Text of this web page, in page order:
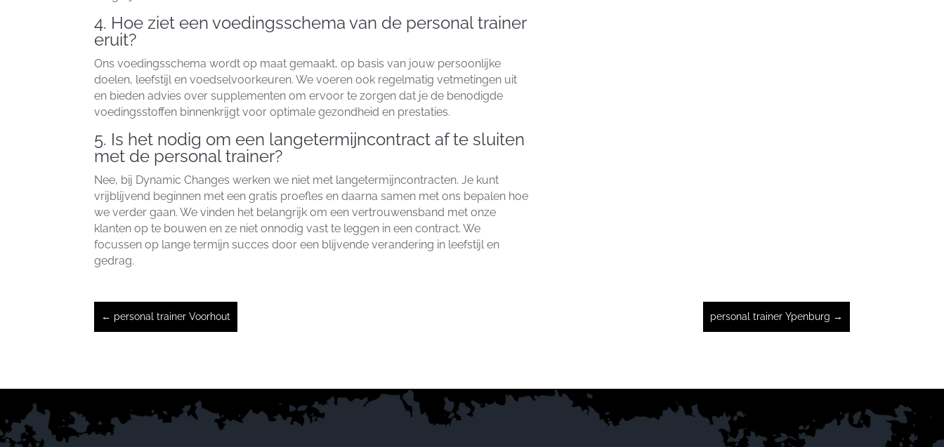
4.​ Hoe ziet een voedingsschema van de personal trainer
eruit?
Ons voedingsschema wordt op maat gemaakt, op basis van jouw persoonlijke
doelen, leefstijl en voedselvoorkeuren.​ We voeren ook regelmatig vetmetingen uit
en bieden advies over supplementen om ervoor te zorgen dat je de benodigde
voedingsstoffen binnenkrijgt voor optimale gezondheid en prestaties.​
5.​ Is het nodig om een langetermijncontract af te sluiten
met de personal trainer?
Nee, bij Dynamic Changes werken we niet met langetermijncontracten.​ Je kunt
vrijblijvend beginnen met een gratis proefles en daarna samen met ons bepalen hoe
we verder gaan.​ We vinden het belangrijk om een vertrouwensband met onze
klanten op te bouwen en ze niet onnodig vast te leggen in een contract.​ We
focussen op lange termijn succes door een blijvende verandering in leefstijl en
gedrag.​
← personal trainer Voorhout personal trainer Ypenburg →